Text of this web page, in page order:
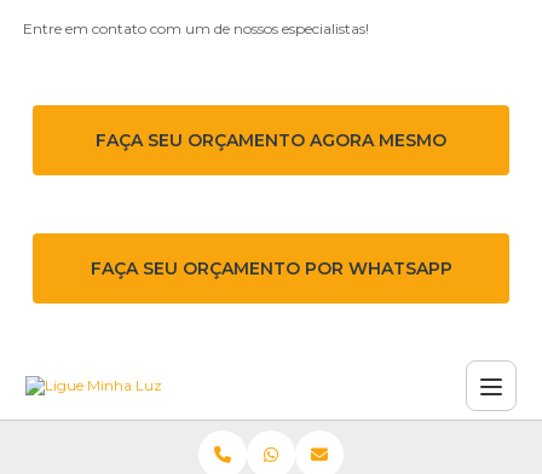
Entre em contato com um de nossos especialistas!
FAÇA SEU ORÇAMENTO AGORA MESMO
FAÇA SEU ORÇAMENTO POR WHATSAPP